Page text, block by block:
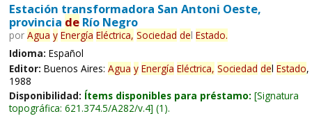
Estación transformadora San Antoni Oeste,
provincia deRío Negro
por Agua y Energía Eléctrica, Sociedad del Estado.
Idioma: Español
Editor: Buenos Aires: Agua y Energía Eléctrica, Sociedad del Estado,
1988
Disponibilidad: Ítems disponibles para préstamo: Signatura
topográfica: 621.374.5/A282/v.4 (1).